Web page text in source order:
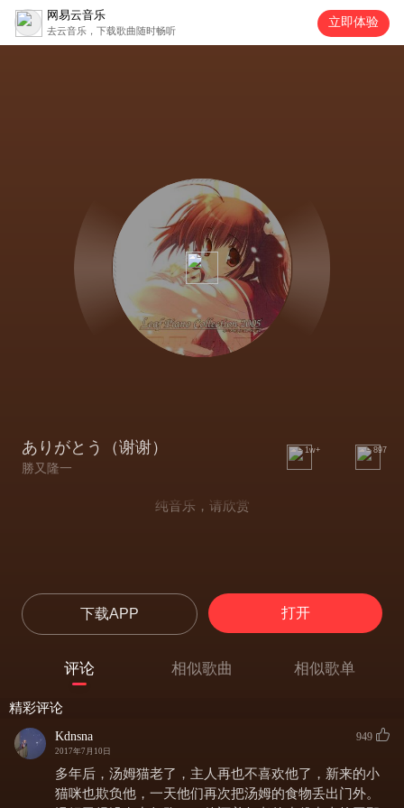
网易云音乐
去云音乐，下载歌曲随时畅听
立即体验
ありがとう（谢谢）
勝又隆一
1w+ 897
纯音乐，请欣赏
下载APP 打开
评论 相似歌曲 相似歌单
精彩评论
Kdnsna
2017年7月10日
949
多年后，汤姆猫老了，主人再也不喜欢他了，新来的小
猫咪也欺负他，一天他们再次把汤姆的食物丢出门外。